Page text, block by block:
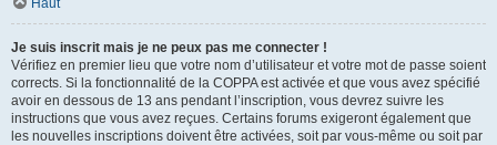
Haut
Je suis inscrit mais je ne peux pas me connecter !
Vérifiez en premier lieu que votre nom d’utilisateur et votre mot de passe soient
corrects. Si la fonctionnalité de la COPPA est activée et que vous avez spécifié
avoir en dessous de 13 ans pendant l’inscription, vous devrez suivre les
instructions que vous avez reçues. Certains forums exigeront également que
les nouvelles inscriptions doivent être activées, soit par vous-même ou soit par